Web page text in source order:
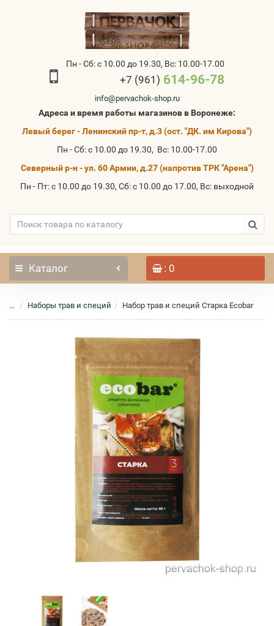
Пн - Сб: с 10.00 до 19.30, Вс: 10.00-17.00
+7 (961) 614-96-78
info@pervachok-shop.ru
Адреса и время работы магазинов в Воронеже:
Левый берег - Ленинский пр-т, д.3 (ост. "ДК. им Кирова")
Пн - Сб: с 10.00 до 19.30, Вс: 10.00-17.00
Северный р-н - ул. 60 Армии, д.27 (напротив ТРК "Арена")
Пн - Пт: с 10.00 до 19.30, Сб: с 10.00 до 17.00, Вс: выходной
Каталог : 0
... Наборы трав и специй Набор трав и специй Старка Ecobar